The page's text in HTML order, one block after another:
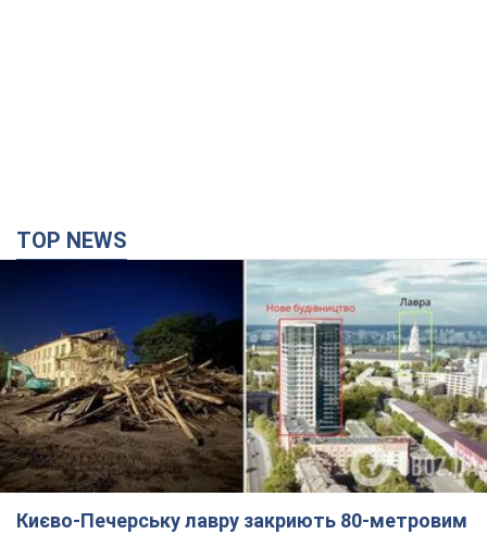
TOP NEWS
Києво-Печерську лавру закриють 80-метровим